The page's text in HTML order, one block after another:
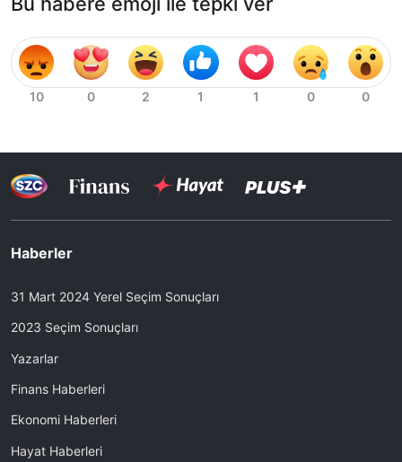
Haberler
31 Mart 2024 Yerel Seçim Sonuçları
2023 Seçim Sonuçları
Yazarlar
Finans Haberleri
Ekonomi Haberleri
Hayat Haberleri